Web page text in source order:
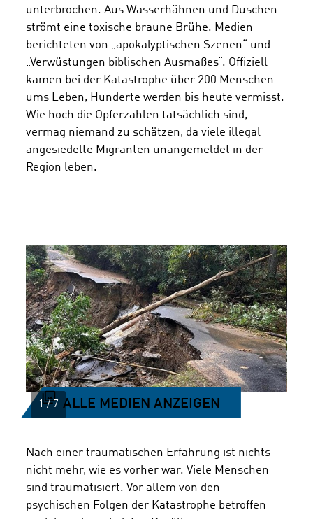
unterbrochen. Aus Wasserhähnen und Duschen
strömt eine toxische braune Brühe. Medien
berichteten von „apokalyptischen Szenen“ und
„Verwüstungen biblischen Ausmaßes“. Offiziell
kamen bei der Katastrophe über 200 Menschen
ums Leben, Hunderte werden bis heute vermisst.
Wie hoch die Opferzahlen tatsächlich sind,
vermag niemand zu schätzen, da viele illegal
angesiedelte Migranten unangemeldet in der
Region leben.
ALLE MEDIEN ANZEIGEN
Nach einer traumatischen Erfahrung ist nichts
nicht mehr, wie es vorher war. Viele Menschen
sind traumatisiert. Vor allem von den
psychischen Folgen der Katastrophe betroffen